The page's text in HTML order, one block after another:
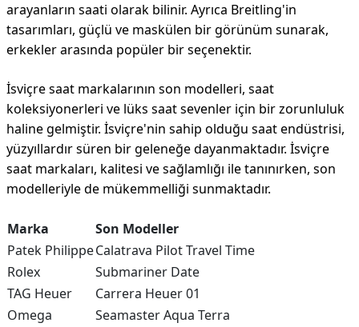
arayanların saati olarak bilinir. Ayrıca Breitling'in
tasarımları, güçlü ve maskülen bir görünüm sunarak,
erkekler arasında popüler bir seçenektir.
İsviçre saat markalarının son modelleri, saat
koleksiyonerleri ve lüks saat sevenler için bir zorunluluk
haline gelmiştir. İsviçre'nin sahip olduğu saat endüstrisi,
yüzyıllardır süren bir geleneğe dayanmaktadır. İsviçre
saat markaları, kalitesi ve sağlamlığı ile tanınırken, son
modelleriyle de mükemmelliği sunmaktadır.
Marka
Son Modeller
Patek PhilippeCalatrava Pilot Travel Time
Rolex
Submariner Date
TAG Heuer
Carrera Heuer 01
Omega
Seamaster Aqua Terra